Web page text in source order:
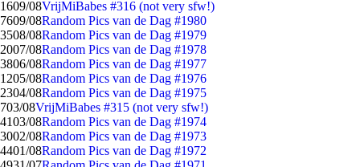
1609/08VrijMiBabes #316 (not very sfw!)
7609/08Random Pics van de Dag #1980
3508/08Random Pics van de Dag #1979
2007/08Random Pics van de Dag #1978
3806/08Random Pics van de Dag #1977
1205/08Random Pics van de Dag #1976
2304/08Random Pics van de Dag #1975
703/08VrijMiBabes #315 (not very sfw!)
4103/08Random Pics van de Dag #1974
3002/08Random Pics van de Dag #1973
4401/08Random Pics van de Dag #1972